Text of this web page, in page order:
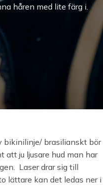
håren med lite färg i.
bikinilinje/ brasilianskt bör
att ju ljusare hud man har
Laser drar sig till
lättare kan det ledas ner i